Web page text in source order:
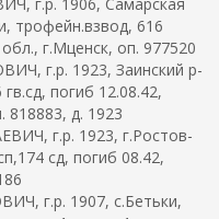
трофейн.взвод, 616
г.Мценск, оп. 977520
г.р. 1923, Заинский р-
погиб 12.08.42,
818883, д. 1923
г.р. 1923, г.Ростов-
сд, погиб 08.42,
г.р. 1907, с.Бетьки,